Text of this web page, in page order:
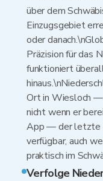
über dem
Einzugsgebiet
oder
Präzision für das
funktioniert
Ort in Wiesloch —
nicht wenn er
App — der letzte
verfügbar, auch
praktisch im
Verfolge